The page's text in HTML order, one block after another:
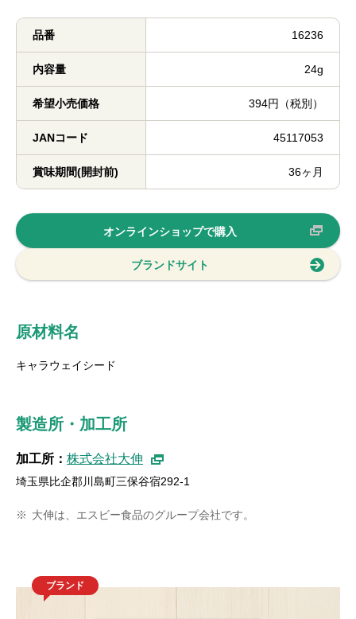
品番 16236
内容量 24g
希望小売価格 394円（税別）
JANコード 45117053
賞味期間(開封前) 36ヶ月
オンラインショップで購入
ブランドサイト
原材料名
キャラウェイシード
製造所・加工所
加工所： 株式会社大伸
埼玉県比企郡川島町三保谷宿292-1
※ 大伸は、エスビー食品のグループ会社です。
ブランド